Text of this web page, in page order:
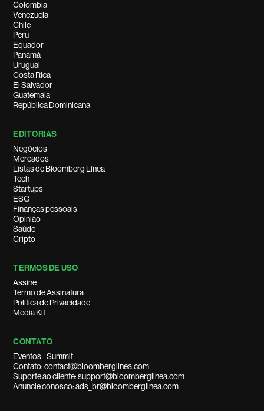
Colombia
Venezuela
Chile
Peru
Equador
Panamá
Uruguai
Costa Rica
El Salvador
Guatemala
República Dominicana
EDITORIAS
Negócios
Mercados
Listas de Bloomberg Línea
Tech
Startups
ESG
Finanças pessoais
Opinião
Saúde
Cripto
TERMOS DE USO
Assine
Termo de Assinatura
Política de Privacidade
Media Kit
CONTATO
Eventos - Summit
Contato: contact@bloomberglinea.com
Suporte ao cliente: support@bloomberglinea.com
Anuncie conosco: ads_br@bloomberglinea.com